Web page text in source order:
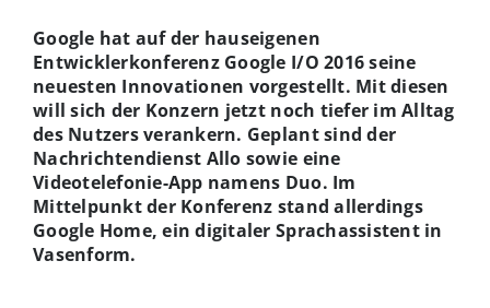
Google hat auf der hauseigenen
Entwicklerkonferenz Google I/O 2016 seine
neuesten Innovationen vorgestellt. Mit diesen
will sich der Konzern jetzt noch tiefer im Alltag
des Nutzers verankern. Geplant sind der
Nachrichtendienst Allo sowie eine
Videotelefonie-App namens Duo. Im
Mittelpunkt der Konferenz stand allerdings
Google Home, ein digitaler Sprachassistent in
Vasenform.